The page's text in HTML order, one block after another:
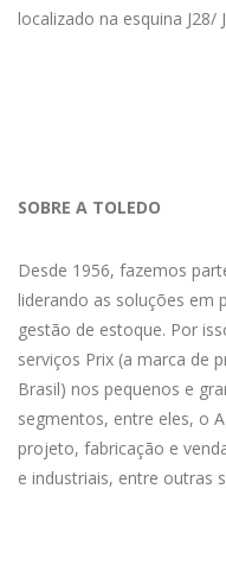
localizado na esquina J28/
SOBRE A TOLEDO
Desde 1956, fazemos
liderando as soluções em
gestão de estoque. Por
serviços Prix (a marca de
Brasil) nos pequenos e
segmentos, entre eles, o
projeto, fabricação e
e industriais, entre outras